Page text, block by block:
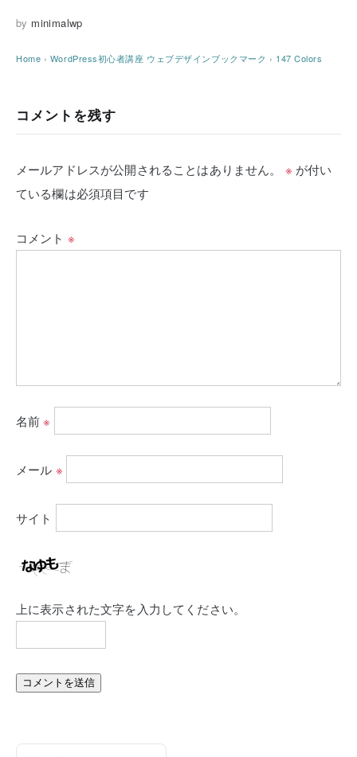
by minimalwp
Home › WordPress初心者講座 ウェブデザインブックマーク › 147 Colors
コメントを残す
メールアドレスが公開されることはありません。 ※ が付い
ている欄は必須項目です
コメント ※
名前※
メール ※
サイト
上に表示された文字を入力してください。